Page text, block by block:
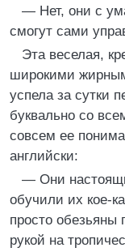
— Нет, они с
смогут сами
Эта веселая,
широкими
успела за сутки
буквально со
совсем ее
английски:
— Они
обучили их кое-
просто обезьяны
рукой на